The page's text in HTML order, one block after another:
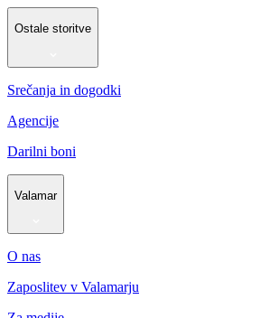
Ostale storitve
Srečanja in dogodki
Agencije
Darilni boni
Valamar
O nas
Zaposlitev v Valamarju